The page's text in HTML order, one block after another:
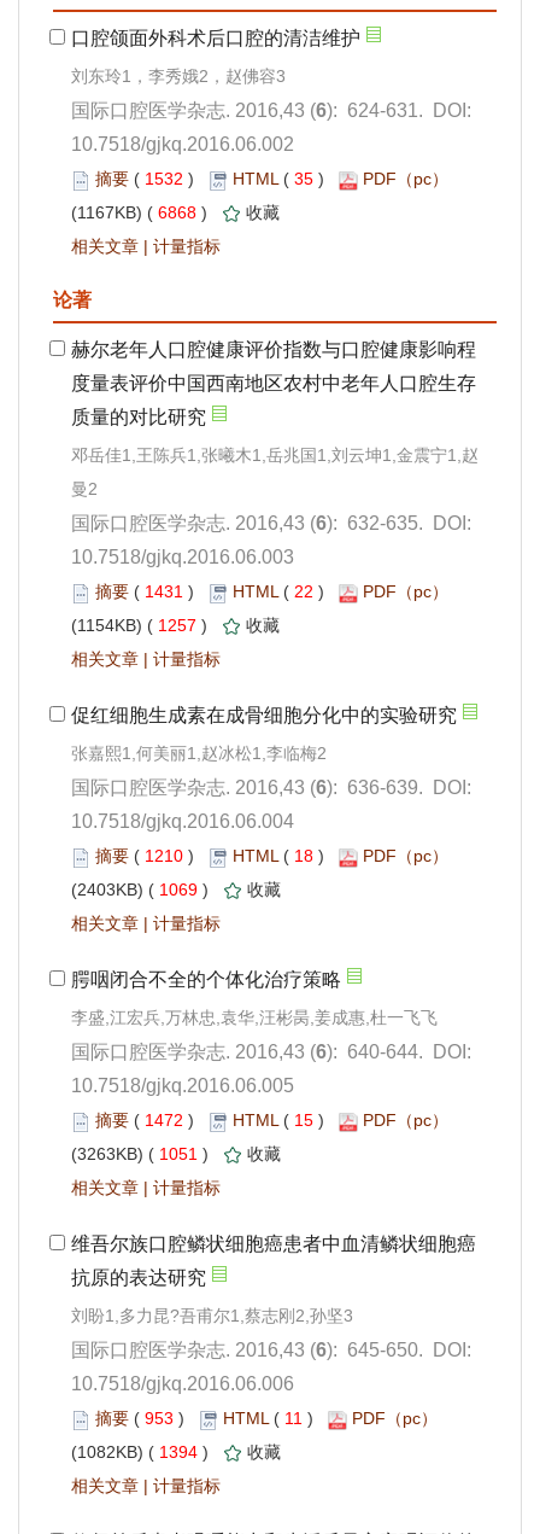
): 624-631. DOI:
10.7518/gjkq.2016.06.002
1532 ) 35 )
6868 )
|
): 632-635. DOI:
10.7518/gjkq.2016.06.003
1431 ) 22 )
1257 )
|
): 636-639. DOI:
10.7518/gjkq.2016.06.004
1210 ) 18 )
1069 )
|
): 640-644. DOI:
10.7518/gjkq.2016.06.005
1472 ) 15 )
1051 )
|
): 645-650. DOI:
10.7518/gjkq.2016.06.006
953 ) 11 )
1394 )
|